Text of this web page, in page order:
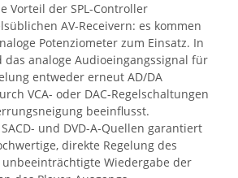
Vorteil der SPL-Controller
AV-Receivern: es kommen
Potenziometer zum Einsatz. In
das analoge Audioeingangssignal für
entweder erneut AD/DA
VCA- oder DAC-Regelschaltungen
beeinflusst.
und DVD-A-Quellen garantiert
direkte Regelung des
Wiedergabe der